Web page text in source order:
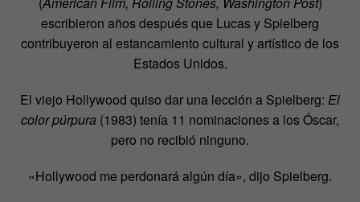
escribieron años después que Lucas y Spielberg
contribuyeron al estancamiento cultural y artístico de los
Estados Unidos.
El viejo Hollywood quiso dar una lección a Spielberg: El
color púrpura (1983) tenía 11 nominaciones a los Óscar,
pero no recibió ninguno.
«Hollywood me perdonará algún día», dijo Spielberg.